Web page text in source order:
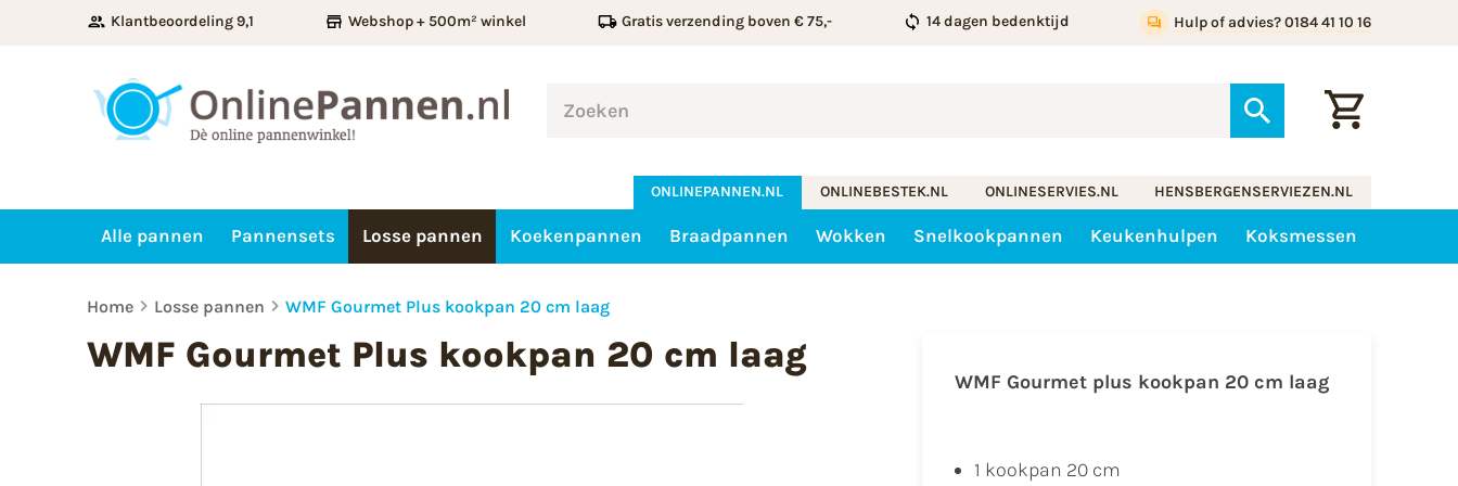
Klantbeoordeling 9,1 Webshop + 500m² winkel Gratis verzending boven € 75,- 14 dagen bedenktijd Hulp of advies? 0184 41 10 16
ONLINEPANNEN.NL ONLINEBESTEK.NL ONLINESERVIES.NL HENSBERGENSERVIEZEN.NL
Alle pannen Pannensets Losse pannen Koekenpannen Braadpannen Wokken Snelkookpannen Keukenhulpen Koksmessen
Home Losse pannen WMF Gourmet Plus kookpan 20 cm laag
WMF Gourmet Plus kookpan 20 cm laag
WMF Gourmet plus kookpan 20 cm laag
1 kookpan 20 cm